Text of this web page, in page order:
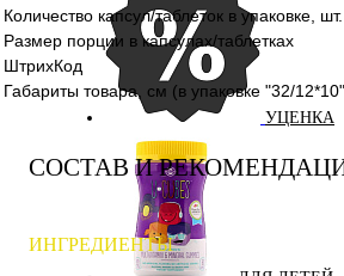
УЦЕНКА
Количество капсул/таблеток в упаковке, шт.
Размер порции в капсулах/таблетках
ШтрихКод
Габариты товара, см (в упаковке "32/
СОСТАВ И
ИНГРЕДИЕНТЫ